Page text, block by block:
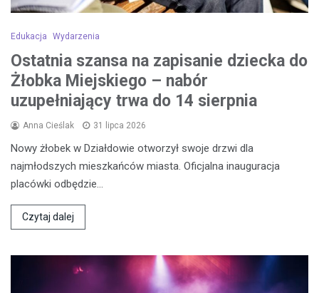
Edukacja Wydarzenia
Ostatnia szansa na zapisanie dziecka do
Żłobka Miejskiego – nabór
uzupełniający trwa do 14 sierpnia
Anna Cieślak 31 lipca 2026
Nowy żłobek w Działdowie otworzył swoje drzwi dla
najmłodszych mieszkańców miasta. Oficjalna inauguracja
placówki odbędzie…
Czytaj dalej